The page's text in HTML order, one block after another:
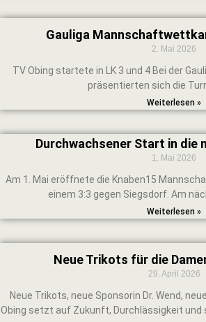
Gauliga
2. Mai 2026
TV Obing startete in LK 3 und 4 Bei der
präsentierten sich die
Weiterlesen »
Durchwachsener Start in die
1. Mai 2026
Am 1. Mai eröffnete die Knaben15
einem 3:3 gegen Siegsdorf. Am
Weiterlesen »
Neue Trikots für die
29. April 2026
Neue Trikots, neue Sponsorin Dr. Wend,
Obing setzt auf Zukunft, Durchlässigkeit